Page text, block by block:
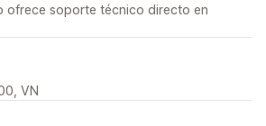
ofrece soporte técnico directo en
VN